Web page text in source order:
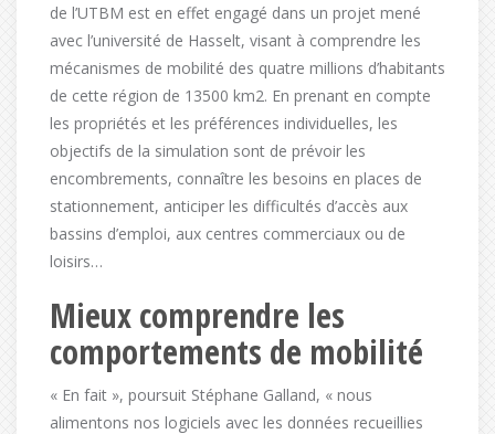
de l’UTBM est en effet engagé dans un projet mené
avec l’université de Hasselt, visant à comprendre les
mécanismes de mobilité des quatre millions d’habitants
de cette région de 13500 km2. En prenant en compte
les propriétés et les préférences individuelles, les
objectifs de la simulation sont de prévoir les
encombrements, connaître les besoins en places de
stationnement, anticiper les difficultés d’accès aux
bassins d’emploi, aux centres commerciaux ou de
loisirs…
Mieux comprendre les
comportements de mobilité
« En fait », poursuit Stéphane Galland, « nous
alimentons nos logiciels avec les données recueillies